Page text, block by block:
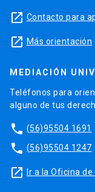
launch Contacto para
launch Más orientación
MEDIACIÓN
Teléfonos para
alguno de tus
phone (56)95504 1691
phone (56)95504 1247
launch Ir a la Oficina